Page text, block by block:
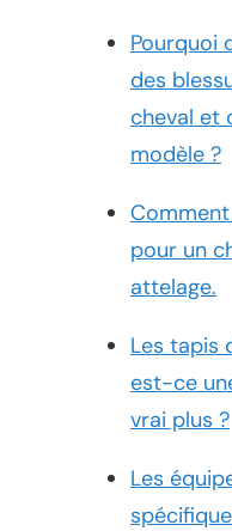
Pourquoi
des
cheval et
modèle ?
pour un
attelage.
Les tapis
est-ce
vrai plus ?
Les